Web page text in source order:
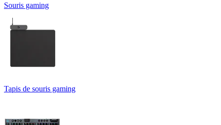
Souris gaming
Tapis de souris gaming